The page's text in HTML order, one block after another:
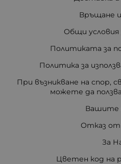
Връщане
Общи условия
Политиката за
Политика за
При възникване на спор,
можете да
Вашите
Отказ от
За
Цветен код на